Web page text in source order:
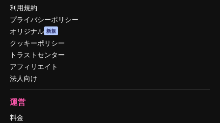
利用規約
プライバシーポリシー
オリジナル 新規
クッキーポリシー
トラストセンター
アフィリエイト
法人向け
運営
料金